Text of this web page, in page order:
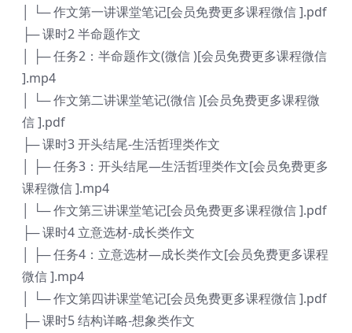
│ └─ 作文第一讲课堂笔记[会员免费更多课程微信 ].pdf
├─ 课时2 半命题作文
│ ├─ 任务2：半命题作文(微信 )[会员免费更多课程微信
].mp4
│ └─ 作文第二讲课堂笔记(微信 )[会员免费更多课程微
信 ].pdf
├─ 课时3 开头结尾-生活哲理类作文
│ ├─ 任务3：开头结尾—生活哲理类作文[会员免费更多
课程微信 ].mp4
│ └─ 作文第三讲课堂笔记[会员免费更多课程微信 ].pdf
├─ 课时4 立意选材-成长类作文
│ ├─ 任务4：立意选材—成长类作文[会员免费更多课程
微信 ].mp4
│ └─ 作文第四讲课堂笔记[会员免费更多课程微信 ].pdf
├─ 课时5 结构详略-想象类作文